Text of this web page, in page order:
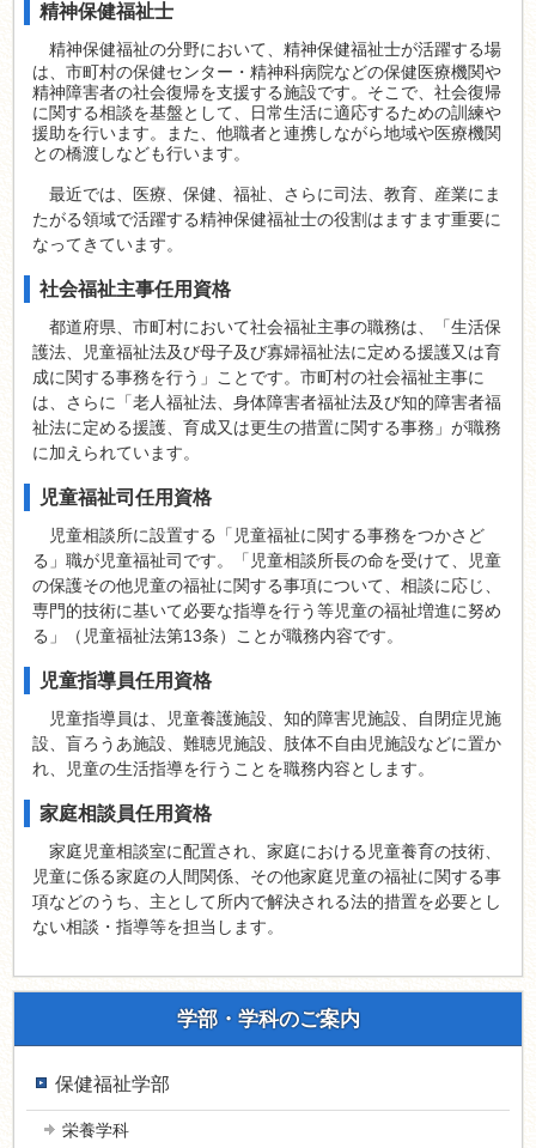
精神保健福祉士
精神保健福祉の分野において、精神保健福祉士が活躍する場
は、市町村の保健センター・精神科病院などの保健医療機関や
精神障害者の社会復帰を支援する施設です。そこで、社会復帰
に関する相談を基盤として、日常生活に適応するための訓練や
援助を行います。また、他職者と連携しながら地域や医療機関
との橋渡しなども行います。
最近では、医療、保健、福祉、さらに司法、教育、産業にま
たがる領域で活躍する精神保健福祉士の役割はますます重要に
なってきています。
社会福祉主事任用資格
都道府県、市町村において社会福祉主事の職務は、「生活保
護法、児童福祉法及び母子及び寡婦福祉法に定める援護又は育
成に関する事務を行う」ことです。市町村の社会福祉主事に
は、さらに「老人福祉法、身体障害者福祉法及び知的障害者福
祉法に定める援護、育成又は更生の措置に関する事務」が職務
に加えられています。
児童福祉司任用資格
児童相談所に設置する「児童福祉に関する事務をつかさど
る」職が児童福祉司です。「児童相談所長の命を受けて、児童
の保護その他児童の福祉に関する事項について、相談に応じ、
専門的技術に基いて必要な指導を行う等児童の福祉増進に努め
る」（児童福祉法第13条）ことが職務内容です。
児童指導員任用資格
児童指導員は、児童養護施設、知的障害児施設、自閉症児施
設、盲ろうあ施設、難聴児施設、肢体不自由児施設などに置か
れ、児童の生活指導を行うことを職務内容とします。
家庭相談員任用資格
家庭児童相談室に配置され、家庭における児童養育の技術、
児童に係る家庭の人間関係、その他家庭児童の福祉に関する事
項などのうち、主として所内で解決される法的措置を必要とし
ない相談・指導等を担当します。
学部・学科のご案内
保健福祉学部
栄養学科